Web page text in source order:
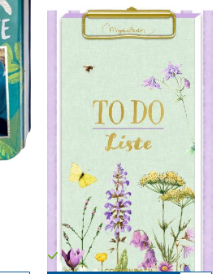
Coppenrath, 2024
7,95 €
Versandkostenfrei in DE